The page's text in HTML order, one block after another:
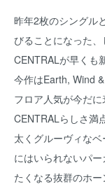
昨年2枚のシングル
びることになった、
CENTRALが早くも
今作はEarth, Wind
フロア人気が今だに
CENTRALらしさ満
太くグルーヴィな
にはいられないパ
たくなる抜群のホ